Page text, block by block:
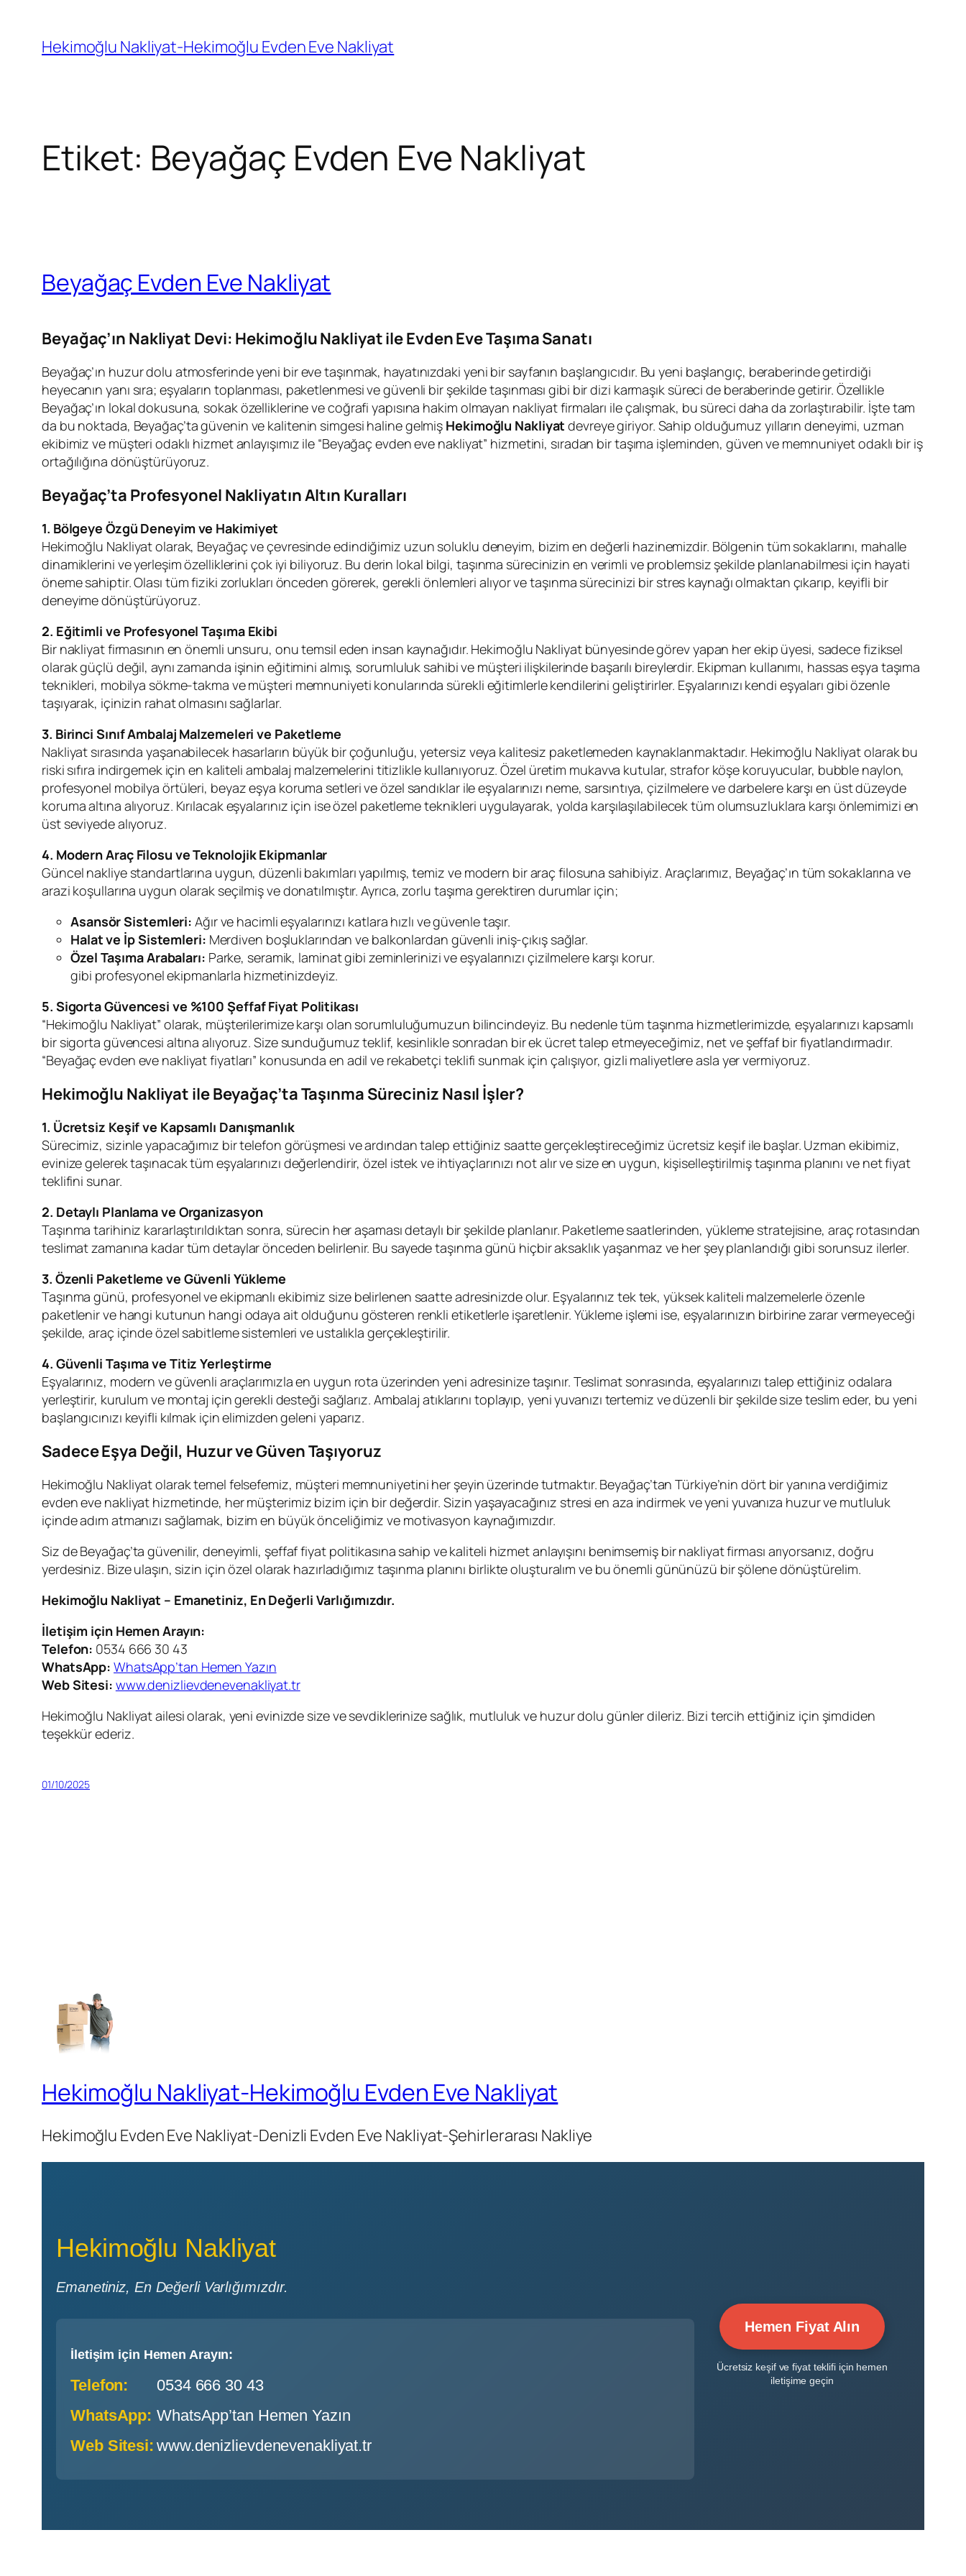
Hekimoğlu Nakliyat-Hekimoğlu Evden Eve Nakliyat
Etiket: Beyağaç Evden Eve Nakliyat
Beyağaç Evden Eve Nakliyat
Beyağaç’ın Nakliyat Devi: Hekimoğlu Nakliyat ile Evden Eve Taşıma Sanatı
Beyağaç’ın huzur dolu atmosferinde yeni bir eve taşınmak, hayatınızdaki yeni bir sayfanın başlangıcıdır. Bu yeni başlangıç, beraberinde getirdiği
heyecanın yanı sıra; eşyaların toplanması, paketlenmesi ve güvenli bir şekilde taşınması gibi bir dizi karmaşık süreci de beraberinde getirir. Özellikle
Beyağaç’ın lokal dokusuna, sokak özelliklerine ve coğrafi yapısına hakim olmayan nakliyat firmaları ile çalışmak, bu süreci daha da zorlaştırabilir. İşte tam
da bu noktada, Beyağaç’ta güvenin ve kalitenin simgesi haline gelmiş Hekimoğlu Nakliyat devreye giriyor. Sahip olduğumuz yılların deneyimi, uzman
ekibimiz ve müşteri odaklı hizmet anlayışımız ile “Beyağaç evden eve nakliyat” hizmetini, sıradan bir taşıma işleminden, güven ve memnuniyet odaklı bir iş
ortağılığına dönüştürüyoruz.
Beyağaç’ta Profesyonel Nakliyatın Altın Kuralları
1. Bölgeye Özgü Deneyim ve Hakimiyet
Hekimoğlu Nakliyat olarak, Beyağaç ve çevresinde edindiğimiz uzun soluklu deneyim, bizim en değerli hazinemizdir. Bölgenin tüm sokaklarını, mahalle
dinamiklerini ve yerleşim özelliklerini çok iyi biliyoruz. Bu derin lokal bilgi, taşınma sürecinizin en verimli ve problemsiz şekilde planlanabilmesi için hayati
öneme sahiptir. Olası tüm fiziki zorlukları önceden görerek, gerekli önlemleri alıyor ve taşınma sürecinizi bir stres kaynağı olmaktan çıkarıp, keyifli bir
deneyime dönüştürüyoruz.
2. Eğitimli ve Profesyonel Taşıma Ekibi
Bir nakliyat firmasının en önemli unsuru, onu temsil eden insan kaynağıdır. Hekimoğlu Nakliyat bünyesinde görev yapan her ekip üyesi, sadece fiziksel
olarak güçlü değil, aynı zamanda işinin eğitimini almış, sorumluluk sahibi ve müşteri ilişkilerinde başarılı bireylerdir. Ekipman kullanımı, hassas eşya taşıma
teknikleri, mobilya sökme-takma ve müşteri memnuniyeti konularında sürekli eğitimlerle kendilerini geliştirirler. Eşyalarınızı kendi eşyaları gibi özenle
taşıyarak, içinizin rahat olmasını sağlarlar.
3. Birinci Sınıf Ambalaj Malzemeleri ve Paketleme
Nakliyat sırasında yaşanabilecek hasarların büyük bir çoğunluğu, yetersiz veya kalitesiz paketlemeden kaynaklanmaktadır. Hekimoğlu Nakliyat olarak bu
riski sıfıra indirgemek için en kaliteli ambalaj malzemelerini titizlikle kullanıyoruz. Özel üretim mukavva kutular, strafor köşe koruyucular, bubble naylon,
profesyonel mobilya örtüleri, beyaz eşya koruma setleri ve özel sandıklar ile eşyalarınızı neme, sarsıntıya, çizilmelere ve darbelere karşı en üst düzeyde
koruma altına alıyoruz. Kırılacak eşyalarınız için ise özel paketleme teknikleri uygulayarak, yolda karşılaşılabilecek tüm olumsuzluklara karşı önlemimizi en
üst seviyede alıyoruz.
4. Modern Araç Filosu ve Teknolojik Ekipmanlar
Güncel nakliye standartlarına uygun, düzenli bakımları yapılmış, temiz ve modern bir araç filosuna sahibiyiz. Araçlarımız, Beyağaç’ın tüm sokaklarına ve
arazi koşullarına uygun olarak seçilmiş ve donatılmıştır. Ayrıca, zorlu taşıma gerektiren durumlar için;
Asansör Sistemleri: Ağır ve hacimli eşyalarınızı katlara hızlı ve güvenle taşır.
Halat ve İp Sistemleri: Merdiven boşluklarından ve balkonlardan güvenli iniş-çıkış sağlar.
Özel Taşıma Arabaları: Parke, seramik, laminat gibi zeminlerinizi ve eşyalarınızı çizilmelere karşı korur.
gibi profesyonel ekipmanlarla hizmetinizdeyiz.
5. Sigorta Güvencesi ve %100 Şeffaf Fiyat Politikası
“Hekimoğlu Nakliyat” olarak, müşterilerimize karşı olan sorumluluğumuzun bilincindeyiz. Bu nedenle tüm taşınma hizmetlerimizde, eşyalarınızı kapsamlı
bir sigorta güvencesi altına alıyoruz. Size sunduğumuz teklif, kesinlikle sonradan bir ek ücret talep etmeyeceğimiz, net ve şeffaf bir fiyatlandırmadır.
“Beyağaç evden eve nakliyat fiyatları” konusunda en adil ve rekabetçi teklifi sunmak için çalışıyor, gizli maliyetlere asla yer vermiyoruz.
Hekimoğlu Nakliyat ile Beyağaç’ta Taşınma Süreciniz Nasıl İşler?
1. Ücretsiz Keşif ve Kapsamlı Danışmanlık
Sürecimiz, sizinle yapacağımız bir telefon görüşmesi ve ardından talep ettiğiniz saatte gerçekleştireceğimiz ücretsiz keşif ile başlar. Uzman ekibimiz,
evinize gelerek taşınacak tüm eşyalarınızı değerlendirir, özel istek ve ihtiyaçlarınızı not alır ve size en uygun, kişiselleştirilmiş taşınma planını ve net fiyat
teklifini sunar.
2. Detaylı Planlama ve Organizasyon
Taşınma tarihiniz kararlaştırıldıktan sonra, sürecin her aşaması detaylı bir şekilde planlanır. Paketleme saatlerinden, yükleme stratejisine, araç rotasından
teslimat zamanına kadar tüm detaylar önceden belirlenir. Bu sayede taşınma günü hiçbir aksaklık yaşanmaz ve her şey planlandığı gibi sorunsuz ilerler.
3. Özenli Paketleme ve Güvenli Yükleme
Taşınma günü, profesyonel ve ekipmanlı ekibimiz size belirlenen saatte adresinizde olur. Eşyalarınız tek tek, yüksek kaliteli malzemelerle özenle
paketlenir ve hangi kutunun hangi odaya ait olduğunu gösteren renkli etiketlerle işaretlenir. Yükleme işlemi ise, eşyalarınızın birbirine zarar vermeyeceği
şekilde, araç içinde özel sabitleme sistemleri ve ustalıkla gerçekleştirilir.
4. Güvenli Taşıma ve Titiz Yerleştirme
Eşyalarınız, modern ve güvenli araçlarımızla en uygun rota üzerinden yeni adresinize taşınır. Teslimat sonrasında, eşyalarınızı talep ettiğiniz odalara
yerleştirir, kurulum ve montaj için gerekli desteği sağlarız. Ambalaj atıklarını toplayıp, yeni yuvanızı tertemiz ve düzenli bir şekilde size teslim eder, bu yeni
başlangıcınızı keyifli kılmak için elimizden geleni yaparız.
Sadece Eşya Değil, Huzur ve Güven Taşıyoruz
Hekimoğlu Nakliyat olarak temel felsefemiz, müşteri memnuniyetini her şeyin üzerinde tutmaktır. Beyağaç’tan Türkiye’nin dört bir yanına verdiğimiz
evden eve nakliyat hizmetinde, her müşterimiz bizim için bir değerdir. Sizin yaşayacağınız stresi en aza indirmek ve yeni yuvanıza huzur ve mutluluk
içinde adım atmanızı sağlamak, bizim en büyük önceliğimiz ve motivasyon kaynağımızdır.
Siz de Beyağaç’ta güvenilir, deneyimli, şeffaf fiyat politikasına sahip ve kaliteli hizmet anlayışını benimsemiş bir nakliyat firması arıyorsanız, doğru
yerdesiniz. Bize ulaşın, sizin için özel olarak hazırladığımız taşınma planını birlikte oluşturalım ve bu önemli gününüzü bir şölene dönüştürelim.
Hekimoğlu Nakliyat – Emanetiniz, En Değerli Varlığımızdır.
İletişim için Hemen Arayın:
Telefon: 0534 666 30 43
WhatsApp: WhatsApp’tan Hemen Yazın
Web Sitesi: www.denizlievdenevenakliyat.tr
Hekimoğlu Nakliyat ailesi olarak, yeni evinizde size ve sevdiklerinize sağlık, mutluluk ve huzur dolu günler dileriz. Bizi tercih ettiğiniz için şimdiden
teşekkür ederiz.
01/10/2025
Hekimoğlu Nakliyat-Hekimoğlu Evden Eve Nakliyat
Hekimoğlu Evden Eve Nakliyat-Denizli Evden Eve Nakliyat-Şehirlerarası Nakliye
Hekimoğlu Nakliyat
Emanetiniz, En Değerli Varlığımızdır.
İletişim için Hemen Arayın:
Telefon:
0534 666 30 43
WhatsApp: WhatsApp’tan Hemen Yazın
Web Sitesi: www.denizlievdenevenakliyat.tr
Hemen Fiyat Alın
Ücretsiz keşif ve fiyat teklifi için hemen
iletişime geçin